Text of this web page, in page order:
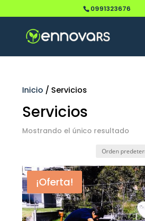
0991323676
Inicio / Servicios
Servicios
Mostrando el único resultado
¡Oferta!